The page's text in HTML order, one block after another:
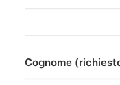
Cognome